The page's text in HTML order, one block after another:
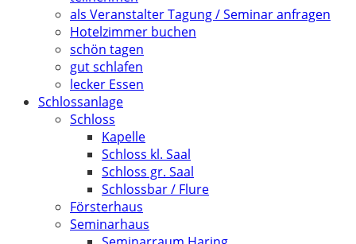
als Veranstalter Tagung / Seminar anfragen
Hotelzimmer buchen
schön tagen
gut schlafen
lecker Essen
Schlossanlage
Schloss
Kapelle
Schloss kl. Saal
Schloss gr. Saal
Schlossbar / Flure
Försterhaus
Seminarhaus